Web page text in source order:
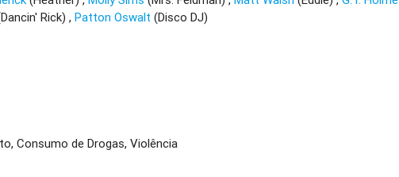
Rick) Patton Oswalt (Disco DJ)
Consumo de Drogas Violência